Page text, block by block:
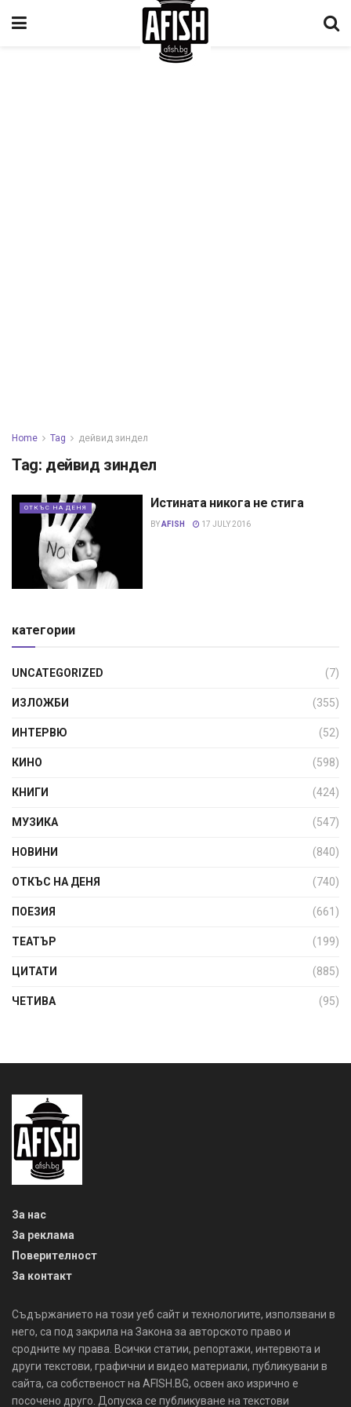
Home Tag дейвид зиндел
Tag: дейвид зиндел
ОТКЪС НА ДЕНЯ Истината никога не стига
BYAFISH 17 JULY 2016
категории
UNCATEGORIZED (7)
ИЗЛОЖБИ (355)
ИНТЕРВЮ (52)
КИНО (598)
КНИГИ (424)
МУЗИКА (547)
НОВИНИ (840)
ОТКЪС НА ДЕНЯ (740)
ПОЕЗИЯ (661)
ТЕАТЪР (199)
ЦИТАТИ (885)
ЧЕТИВА (95)
За нас
За реклама
Поверителност
За контакт
Съдържанието на този уеб сайт и технологиите, използвани в
него, са под закрила на Закона за авторското право и
сродните му права. Всички статии, репортажи, интервюта и
други текстови, графични и видео материали, публикувани в
сайта, са собственост на AFISH.BG, освен ако изрично е
посочено друго. Допуска се публикуване на текстови